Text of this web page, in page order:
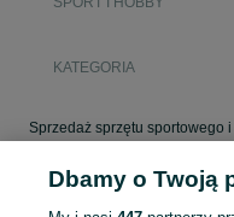
KATEGORIA
Mapa kategorii
Dbamy o Twoją